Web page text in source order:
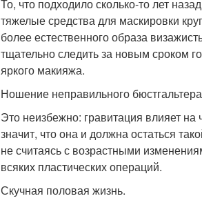
То, что подходило сколько-то лет
тяжелые средства для маскировки
более естественного образа
тщательно следить за новым сроком
яркого макияжа.
Ношение неправильного
Это неизбежно: гравитация влияет
значит, что она и должна остаться
не считаясь с возрастными
всяких пластических операций.
Скучная половая жизнь.